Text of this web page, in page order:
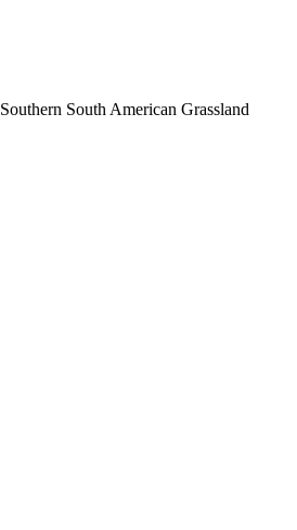
Southern South American Grassland